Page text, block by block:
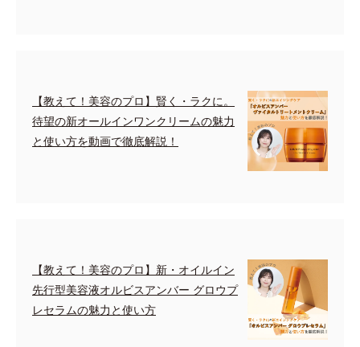
【教えて！美容のプロ】賢く・ラクに。
待望の新オールインワンクリームの魅力
と使い方を動画で徹底解説！
【教えて！美容のプロ】新・オイルイン
先行型美容液オルビスアンバー グロウプ
レセラムの魅力と使い方